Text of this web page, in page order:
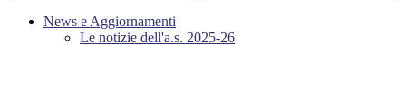
News e Aggiornamenti
Le notizie dell'a.s. 2025-26